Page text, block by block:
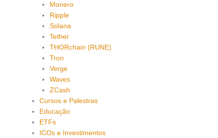
Monero
Ripple
Solana
Tether
THORchain (RUNE)
Tron
Verge
Waves
ZCash
Cursos e Palestras
Educação
ETFs
ICOs e Investimentos